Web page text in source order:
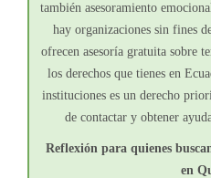
también asesoramiento
hay organizaciones sin fines
ofrecen asesoría gratuita sobre
los derechos que tienes en
instituciones es un derecho
de contactar y obtener
Reflexión para quienes
en